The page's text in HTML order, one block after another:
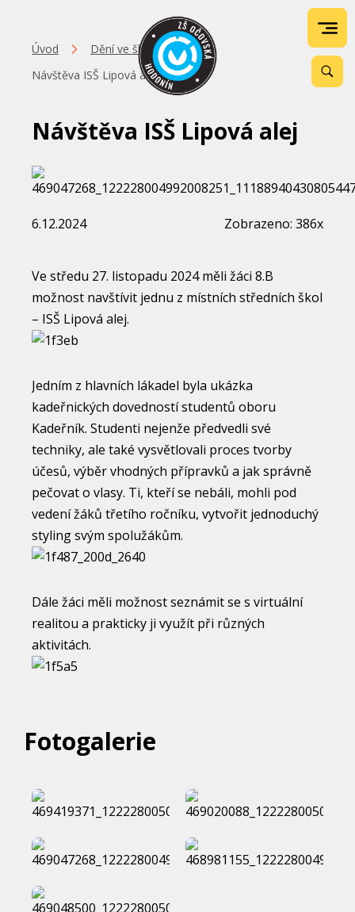
Úvod
Dění ve škole
Návštěva ISŠ Lipová alej
Návštěva ISŠ Lipová alej
6.12.2024 Zobrazeno: 386x
Ve středu 27. listopadu 2024 měli žáci 8.B
možnost navštívit jednu z místních středních škol
– ISŠ Lipová alej.
Jedním z hlavních lákadel byla ukázka
kadeřnických dovedností studentů oboru
Kadeřník. Studenti nejenže předvedli své
techniky, ale také vysvětlovali proces tvorby
účesů, výběr vhodných přípravků a jak správně
pečovat o vlasy. Ti, kteří se nebáli, mohli pod
vedení žáků třetího ročníku, vytvořit jednoduchý
styling svým spolužákům.
Dále žáci měli možnost seznámit se s virtuální
realitou a prakticky ji využít při různých
aktivitách.
Fotogalerie